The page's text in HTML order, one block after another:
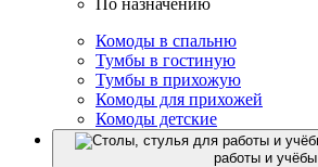
По назначению
Комоды в спальню
Тумбы в гостиную
Тумбы в прихожую
Комоды для прихожей
Комоды детские
работы и учёбы